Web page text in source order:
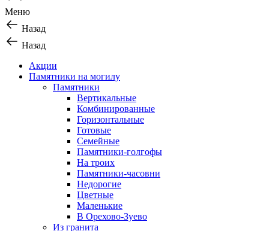
Меню
Назад
Назад
Акции
Памятники на могилу
Памятники
Вертикальные
Комбинированные
Горизонтальные
Готовые
Семейные
Памятники-голгофы
На троих
Памятники-часовни
Недорогие
Цветные
Маленькие
В Орехово-Зуево
Из гранита